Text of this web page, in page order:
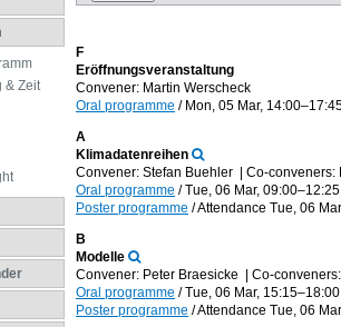
& Zeit
F
Eröffnungsveranstaltung
Convener: Martin Werscheck
Oral programme / Mon, 05 Mar, 14:00
A
Klimadatenreihen
Convener: Stefan Buehler
Co-conveners:
Oral programme /Tue, 06 Mar, 09:00–12:25
Poster programme /Attendance Tue, 06
B
Modelle
Convener: Peter Braesicke
Co-
Oral programme /Tue, 06 Mar, 15:15–18:00
Poster programme /Attendance Tue, 06